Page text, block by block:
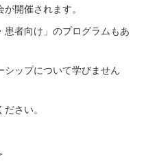
開催されます。
者向け」のプログラムもあ
ップについて学びません
さい。